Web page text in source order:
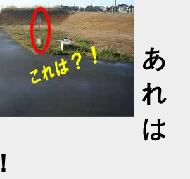
あ
れ
は